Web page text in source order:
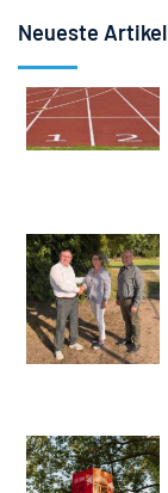
Neueste Artikel